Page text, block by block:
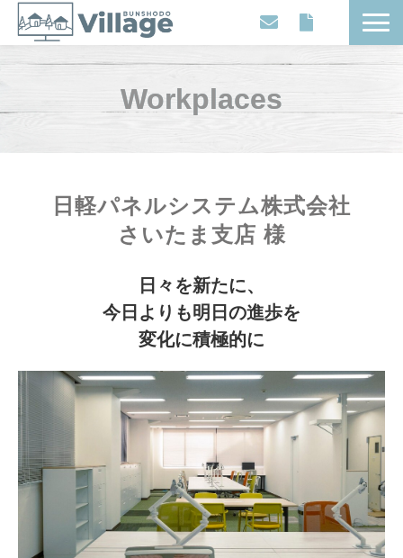
Workplaces
Movies
About
Workplaces
日軽パネルシステム株式会社
さいたま支店 様
日々を新たに、
今日よりも明日の進歩を
変化に積極的に